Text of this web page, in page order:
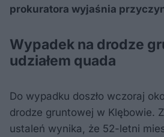
prokuratora wyjaśnia
Wypadek na drodze
udziałem quada
Do wypadku doszło wczoraj
drodze gruntowej w Klębowie.
ustaleń wynika, że 52-letni